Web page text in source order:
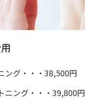
ング・・・38,500円
ニング・・・39,800円